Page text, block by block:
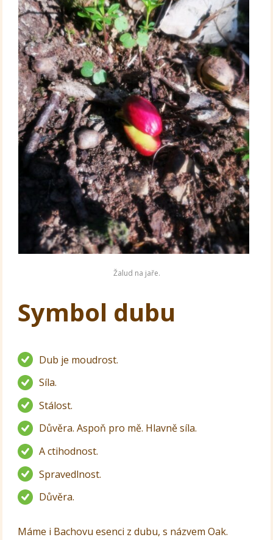
Žalud na jaře.
Symbol dubu
Dub je moudrost.
Síla.
Stálost.
Důvěra. Aspoň pro mě. Hlavně síla.
A ctihodnost.
Spravedlnost.
Důvěra.
Máme i Bachovu esenci z dubu, s názvem Oak.